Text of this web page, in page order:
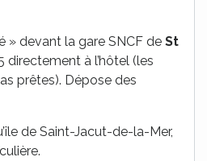
» devant la gare SNCF de St
directement à l’hôtel (les
prêtes). Dépose des
de Saint-Jacut-de-la-Mer,